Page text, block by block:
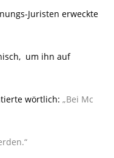
Juristen erweckte
um ihn auf
wörtlich: „Bei Mc